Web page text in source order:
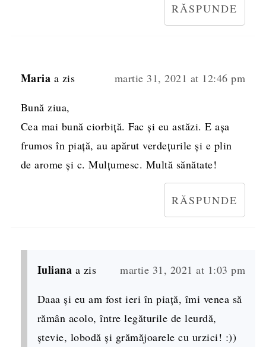
RĂSPUNDE
Maria a zis martie 31, 2021 at 12:46 pm
Bună ziua,
Cea mai bună ciorbiţă. Fac şi eu astăzi. E aşa
frumos în piaţă, au apărut verdeţurile şi e plin
de arome şi c. Mulţumesc. Multă sănătate!
RĂSPUNDE
Iuliana a zis martie 31, 2021 at 1:03 pm
Daaa și eu am fost ieri în piață, îmi venea să
rămân acolo, între legăturile de leurdă,
ștevie, lobodă și grămăjoarele cu urzici! :))